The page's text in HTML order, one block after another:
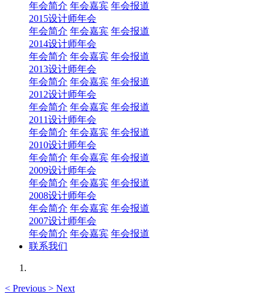
年会简介 年会嘉宾 年会报道
2015设计师年会
年会简介 年会嘉宾 年会报道
2014设计师年会
年会简介 年会嘉宾 年会报道
2013设计师年会
年会简介 年会嘉宾 年会报道
2012设计师年会
年会简介 年会嘉宾 年会报道
2011设计师年会
年会简介 年会嘉宾 年会报道
2010设计师年会
年会简介 年会嘉宾 年会报道
2009设计师年会
年会简介 年会嘉宾 年会报道
2008设计师年会
年会简介 年会嘉宾 年会报道
2007设计师年会
年会简介 年会嘉宾 年会报道
联系我们
< Previous > Next